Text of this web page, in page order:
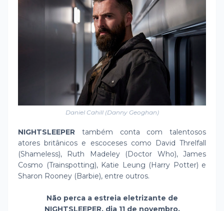
Daniel Cahill (Danny Geoghan)
NIGHTSLEEPER também conta com talentosos
atores britânicos e escoceses como David Threlfall
(Shameless), Ruth Madeley (Doctor Who), James
Cosmo (Trainspotting), Katie Leung (Harry Potter) e
Sharon Rooney (Barbie), entre outros.
Não perca a estreia eletrizante de
NIGHTSLEEPER, dia 11 de novembro,